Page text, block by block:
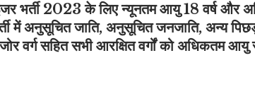
भर्ती 2023 के लिए न्यूनतम आयु 18 वर्ष और
में अनुसूचित जाति, अनुसूचित जनजाति, अन्य
वर्ग सहित सभी आरक्षित वर्गों को अधिकतम आयु